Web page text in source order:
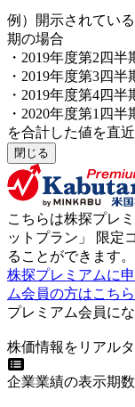
例）開示されてい
期の場合
・2019年度第2四半
・2019年度第3四半
・2019年度第4四半
・2020年度第1四半
を合計した値を直
閉じる
こちらは株探プレミ
ットプラン 」 限定
ることができます。
株探プレミアムに
ム会員の方はこち
プレミアム会員に
株価情報をリアル
企業業績の表示期